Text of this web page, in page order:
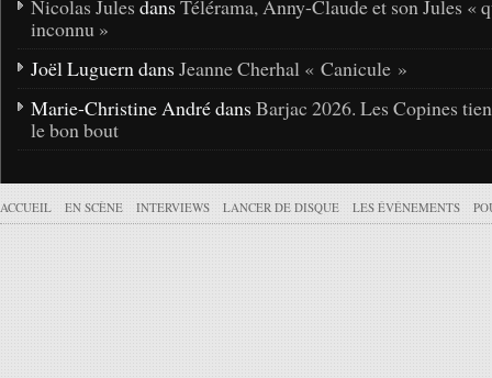
Nicolas Jules dans Télérama, Anny-Claude et son Jules «
inconnu »
Joël Luguern dans Jeanne Cherhal « Canicule »
Marie-Christine André dans Barjac 2026. Les Copines
le bon bout
ACCUEIL EN SCÈNE INTERVIEWS LANCER DE DISQUE LES ÉVÉNEMENTS